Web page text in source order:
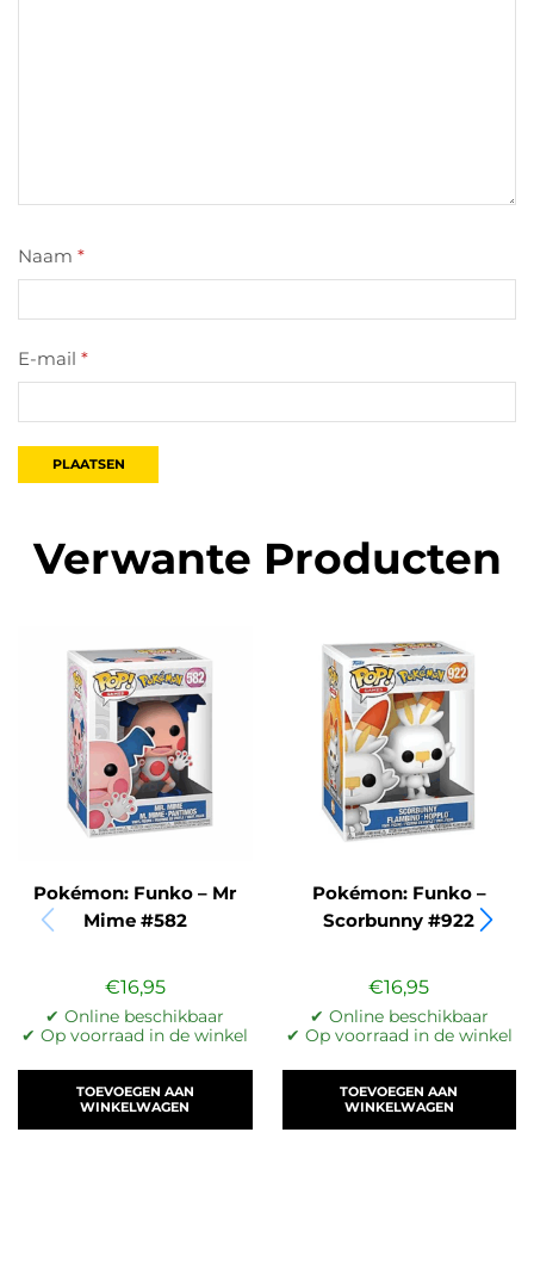
Naam *
E-mail *
Verwante Producten
Pokémon: Funko – Mr
Mime #582
€16,95
✔ Online beschikbaar
✔ Op voorraad in de winkel
TOEVOEGEN AAN
WINKELWAGEN
Pokémon: Funko –
Scorbunny #922
€16,95
✔ Online beschikbaar
✔ Op voorraad in de winkel
TOEVOEGEN AAN
WINKELWAGEN